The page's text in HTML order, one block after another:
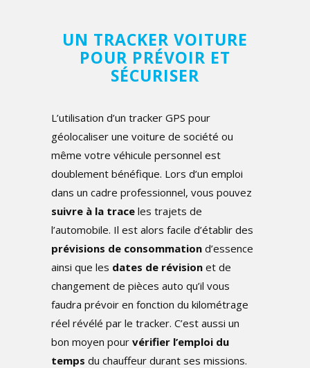
UN TRACKER VOITURE
POUR PRÉVOIR ET
SÉCURISER
L’utilisation d’un tracker GPS pour
géolocaliser une voiture de société ou
même votre véhicule personnel est
doublement bénéfique. Lors d’un emploi
dans un cadre professionnel, vous pouvez
suivre à la trace les trajets de
l’automobile. Il est alors facile d’établir des
prévisions de consommation d’essence
ainsi que les dates de révision et de
changement de pièces auto qu’il vous
faudra prévoir en fonction du kilométrage
réel révélé par le tracker. C’est aussi un
bon moyen pour vérifier l’emploi du
temps du chauffeur durant ses missions.